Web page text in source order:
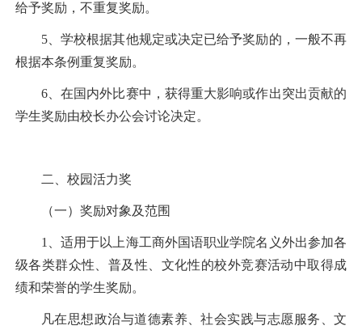
给予奖励，不重复奖励。
5、学校根据其他规定或决定已给予奖励的，一般不再
根据本条例重复奖励。
6、在国内外比赛中，获得重大影响或作出突出贡献的
学生奖励由校长办公会讨论决定。
二、校园活力奖
（一）奖励对象及范围
1
、适用于以上海工商外国语职业学院名义外出参加各
级各类群众性、普及性、文化性的校外竞赛活动中取得成
绩和荣誉的学生奖励。
凡在思想政治与道德素养、社会实践与志愿服务、文